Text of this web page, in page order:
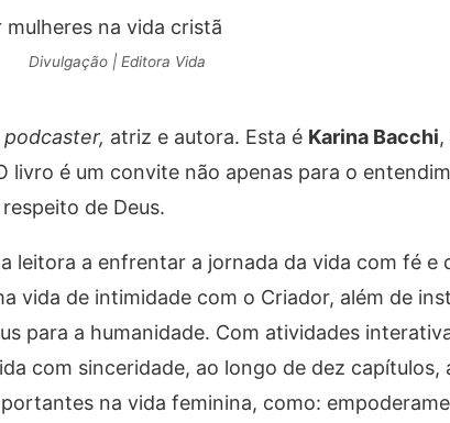
Divulgação | Editora Vida
podcaster, atriz e autora. Esta é Karina Bacchi
livro é um convite não apenas para o
de Deus.
leitora a enfrentar a jornada da vida com fé e
vida de intimidade com o Criador, além de
para a humanidade. Com atividades
com sinceridade, ao longo de dez capítulos,
na vida feminina, como: